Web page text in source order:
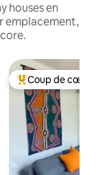
houses en
emplacement,
Coups de cœur
Coup de cœur